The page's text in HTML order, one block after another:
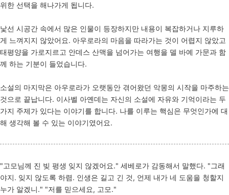
위한 선택을 해나가게 됩니다.
낯선 시공간 속에서 많은 인물이 등장하지만 내용이 복잡하거나 지루하
게 느껴지지 않았어요. 아우로라의 마음을 따라가는 것이 어렵지 않았고
태평양을 가로지르고 안데스 산맥을 넘어가는 여행을 델 바예 가문과 함
께 하는 기분이 들었습니다.
소설의 마지막은 아우로라가 오랫동안 겪어왔던 악몽의 시작을 마주하는
것으로 끝납니다. 이사벨 아옌데는 자신의 소설에 자유와 기억이라는 두
가지 주제가 있다는 이야기를 합니다. 나를 이루는 핵심은 무엇인가에 대
해 생각해 볼 수 있는 이야기였어요.
"고모님께 진 빚 평생 잊지 않겠어요." 세베로가 감동해서 말했다. "그래
야지. 잊지 않도록 하렴. 인생은 길고 긴 것, 언제 내가 네 도움을 청할지
누가 알겠니." "저를 믿으세요, 고모."